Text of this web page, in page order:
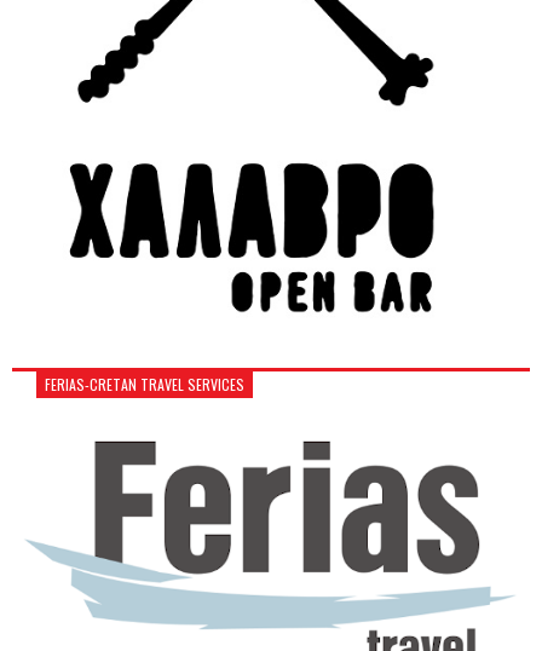
FERIAS-CRETAN TRAVEL SERVICES